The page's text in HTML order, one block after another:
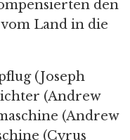
den
Land in die
(Joseph
(Andrew
(Andrew
(Cyrus